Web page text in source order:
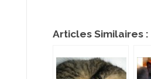
Articles Similaires :